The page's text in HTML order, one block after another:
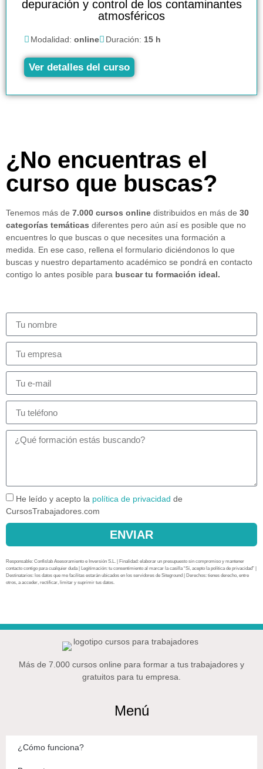
depuración y control de los contaminantes
atmosféricos
Modalidad: online Duración: 15 h
Ver detalles del curso
¿No encuentras el
curso que buscas?
Tenemos más de 7.000 cursos online distribuidos en más de 30
categorías temáticas diferentes pero aún así es posible que no
encuentres lo que buscas o que necesites una formación a
medida. En ese caso, rellena el formulario diciéndonos lo que
buscas y nuestro departamento académico se pondrá en contacto
contigo lo antes posible para buscar tu formación ideal.
He leído y acepto la política de privacidad de
CursosTrabajadores.com
ENVIAR
Responsable: Confislab Asesoramiento e Inversión S.L. | Finalidad: elaborar un presupuesto sin compromiso y mantener
contacto contigo para cualquier duda | Legitimación: tu consentimiento al marcar la casilla “Sí, acepto la política de privacidad” |
Destinatarios: los datos que me facilitas estarán ubicados en los servidores de Siteground | Derechos: tienes derecho, entre
otros, a acceder, rectificar, limitar y suprimir tus datos.
Más de 7.000 cursos online para formar a tus trabajadores y
gratuitos para tu empresa.
Menú
¿Cómo funciona?